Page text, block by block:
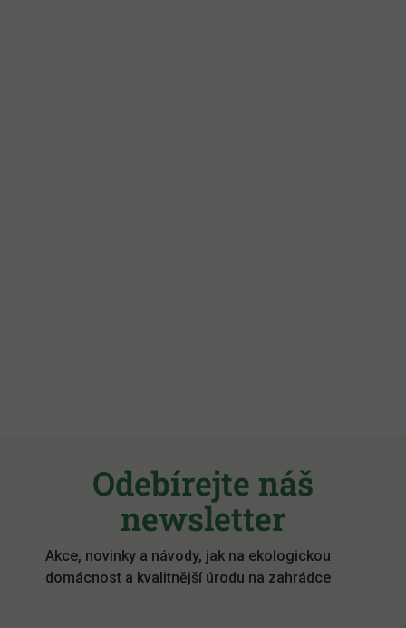
Odebírejte náš
newsletter
Akce, novinky a návody, jak na ekologickou
domácnost a kvalitnější úrodu na zahrádce